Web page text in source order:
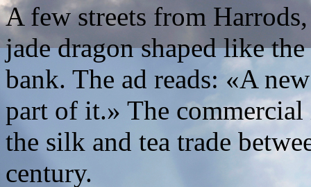
A few streets from
jade dragon shaped like
bank. The ad reads: «A
part of it.» The
the silk and tea trade
century.